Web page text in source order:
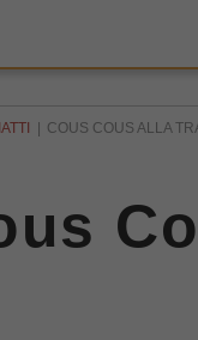
COUS COUS ALLA